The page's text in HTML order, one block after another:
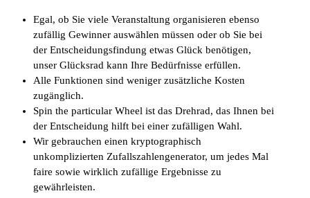
Egal, ob Sie viele Veranstaltung organisieren ebenso
zufällig Gewinner auswählen müssen oder ob Sie bei
der Entscheidungsfindung etwas Glück benötigen,
unser Glücksrad kann Ihre Bedürfnisse erfüllen.
Alle Funktionen sind weniger zusätzliche Kosten
zugänglich.
Spin the particular Wheel ist das Drehrad, das Ihnen bei
der Entscheidung hilft bei einer zufälligen Wahl.
Wir gebrauchen einen kryptographisch
unkomplizierten Zufallszahlengenerator, um jedes Mal
faire sowie wirklich zufällige Ergebnisse zu
gewährleisten.